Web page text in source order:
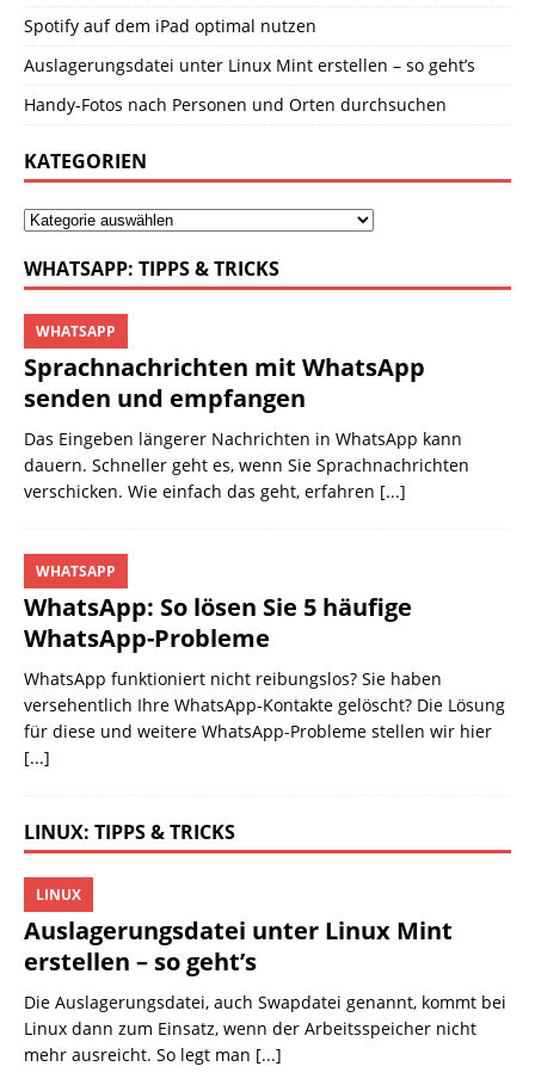
Spotify auf dem iPad optimal nutzen
Auslagerungsdatei unter Linux Mint erstellen – so geht’s
Handy-Fotos nach Personen und Orten durchsuchen
KATEGORIEN
WHATSAPP: TIPPS & TRICKS
Sprachnachrichten mit WhatsApp
senden und empfangen
WHATSAPP
Das Eingeben längerer Nachrichten in WhatsApp kann
dauern. Schneller geht es, wenn Sie Sprachnachrichten
verschicken. Wie einfach das geht, erfahren [...]
WhatsApp: So lösen Sie 5 häufige
WhatsApp-Probleme
WHATSAPP
WhatsApp funktioniert nicht reibungslos? Sie haben
versehentlich Ihre WhatsApp-Kontakte gelöscht? Die Lösung
für diese und weitere WhatsApp-Probleme stellen wir hier
[...]
LINUX: TIPPS & TRICKS
Auslagerungsdatei unter Linux Mint
erstellen – so geht’s
LINUX
Die Auslagerungsdatei, auch Swapdatei genannt, kommt bei
Linux dann zum Einsatz, wenn der Arbeitsspeicher nicht
mehr ausreicht. So legt man [...]